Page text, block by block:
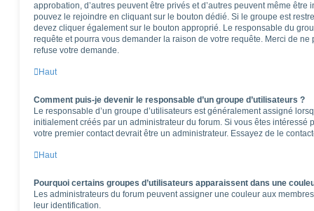
approbation, d’autres peuvent être privés et d’autres peuvent même
pouvez le rejoindre en cliquant sur le bouton dédié. Si le groupe est
devez cliquer également sur le bouton approprié. Le responsable du
requête et pourra vous demander la raison de votre requête. Merci de
refuse votre demande.
Haut
Comment puis-je devenir le responsable d’un groupe d’utilisateurs ?
Le responsable d’un groupe d’utilisateurs est généralement assigné
initialement créés par un administrateur du forum. Si vous êtes intéressé
votre premier contact devrait être un administrateur. Essayez de le
Haut
Pourquoi certains groupes d’utilisateurs apparaissent dans une
Les administrateurs du forum peuvent assigner une couleur aux
leur identification.